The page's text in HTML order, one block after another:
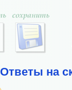
Ответы на